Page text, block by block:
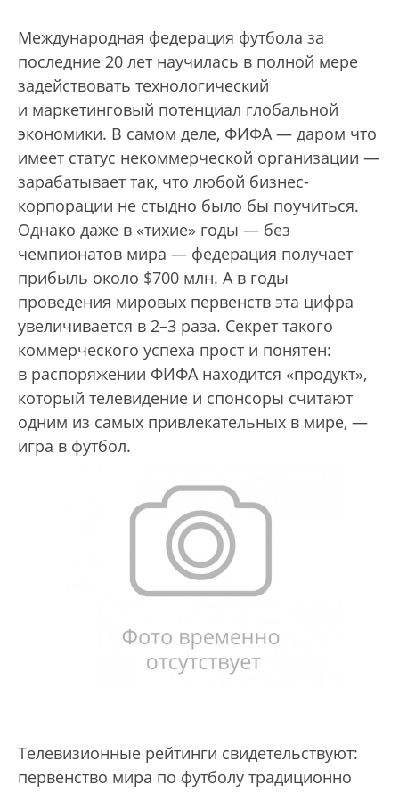
Международная федерация футбола за
последние 20 лет научилась в полной мере
задействовать технологический
и маркетинговый потенциал глобальной
экономики. В самом деле, ФИФА — даром что
имеет статус некоммерческой организации —
зарабатывает так, что любой бизнес-
корпорации не стыдно было бы поучиться.
Однако даже в «тихие» годы — без
чемпионатов мира — федерация получает
прибыль около $700 млн. А в годы
проведения мировых первенств эта цифра
увеличивается в 2–3 раза. Секрет такого
коммерческого успеха прост и понятен:
в распоряжении ФИФА находится «продукт»,
который телевидение и спонсоры считают
одним из самых привлекательных в мире, —
игра в футбол.
Телевизионные рейтинги свидетельствуют:
первенство мира по футболу традиционно